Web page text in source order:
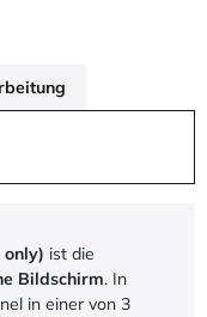
only) ist die
Bildschirm. In
in einer von 3